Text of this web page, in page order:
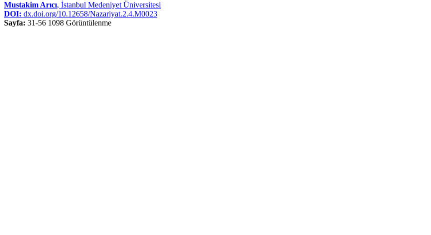
Mustakim Arıcı, İstanbul Medeniyet Üniversitesi
DOI: dx.doi.org/10.12658/Nazariyat.2.4.M0023
Sayfa: 31-56 1098 Görüntülenme